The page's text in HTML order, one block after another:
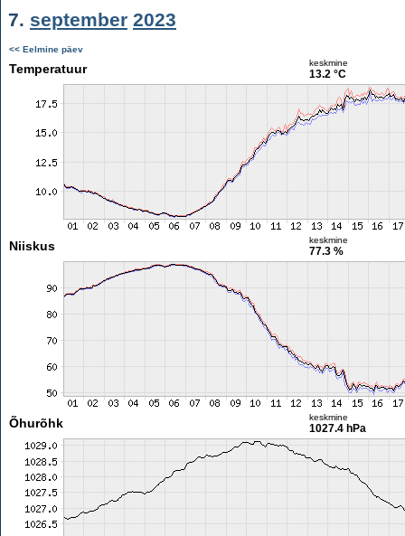
7. september 2023
<< Eelmine päev
Temperatuur keskmine
13.2 °C
Niiskus keskmine
77.3 %
Õhurõhk keskmine
1027.4 hPa